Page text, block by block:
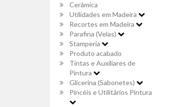
Cerâmica
Utilidades em Madeira
Recortes em Madeira
Parafina (Velas)
Stamperia
Produto acabado
Tintas e Auxiliares de
Pintura
Glicerina (Sabonetes)
Pincéis e Utilitários Pintura